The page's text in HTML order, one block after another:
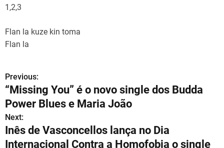
1,2,3
Flan la kuze kin toma
Flan la
N
a
v
e
Previous:
“Missing You” é o novo single dos Budda
Power Blues e Maria João
Next:
Inês de Vasconcellos lança no Dia
Internacional Contra a Homofobia o single